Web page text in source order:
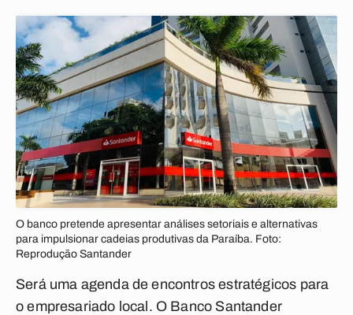
O banco pretende apresentar análises setoriais e alternativas
para impulsionar cadeias produtivas da Paraíba. Foto:
Reprodução Santander
Será uma agenda de encontros estratégicos para
o empresariado local. O Banco Santander